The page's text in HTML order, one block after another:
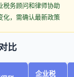
税务顾问和律师协助
化，需确认最新政策
比
企业税